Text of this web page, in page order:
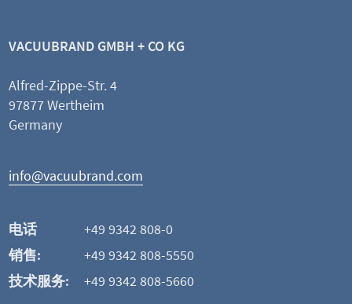
VACUUBRAND GMBH + CO KG
Alfred-Zippe-Str. 4
97877 Wertheim
Germany
info@vacuubrand.com
电话
+49 9342 808-0
销售:
+49 9342 808-5550
技术服务:
+49 9342 808-5660